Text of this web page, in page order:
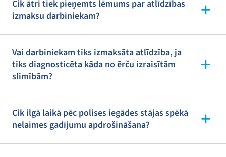
Cik ātri tiek pieņemts lēmums par atlīdzības
izmaksu darbiniekam?
Vai darbiniekam tiks izmaksāta atlīdzība, ja
tiks diagnosticēta kāda no ērču izraisītām
slimībām?
Cik ilgā laikā pēc polises iegādes stājas spēkā
nelaimes gadījumu apdrošināšana?